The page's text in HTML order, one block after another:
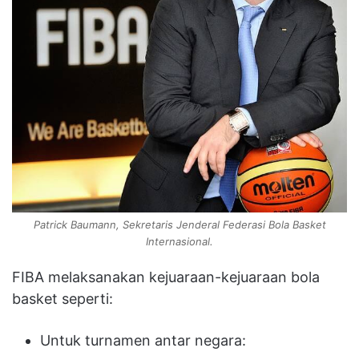
Patrick Baumann, Sekretaris Jenderal Federasi Bola Basket
Internasional.
FIBA melaksanakan kejuaraan-kejuaraan bola
basket seperti:
Untuk turnamen antar negara: